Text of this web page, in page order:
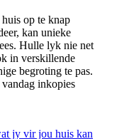
op te knap
kan unieke
Hulle lyk nie net
in verskillende
begroting te pas.
inkopies